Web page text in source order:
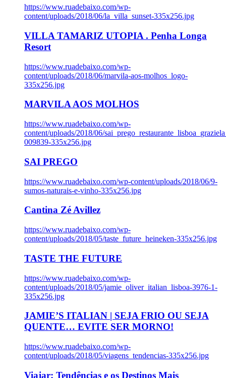
https://www.ruadebaixo.com/wp-
content/uploads/2018/06/la_villa_sunset-335x256.jpg
VILLA TAMARIZ UTOPIA . Penha Longa
Resort
https://www.ruadebaixo.com/wp-
content/uploads/2018/06/marvila-aos-molhos_logo-
335x256.jpg
MARVILA AOS MOLHOS
https://www.ruadebaixo.com/wp-
content/uploads/2018/06/
009839-335x256.jpg
SAI PREGO
https://www.ruadebaixo.com/wp-content/uploads/2018/06/9-
sumos-naturais-e-vinho-335x256.jpg
Cantina Zé Avillez
https://www.ruadebaixo.com/wp-
content/uploads/2018/05/taste_future_heineken-335x256.jpg
TASTE THE FUTURE
https://www.ruadebaixo.com/wp-
content/uploads/2018/05/jamie_oliver_italian_lisboa-3976-1-
335x256.jpg
JAMIE’S ITALIAN | SEJA FRIO OU SEJA
QUENTE… EVITE SER MORNO!
https://www.ruadebaixo.com/wp-
content/uploads/2018/05/viagens_tendencias-335x256.jpg
Viajar: Tendências e os Destinos Mais